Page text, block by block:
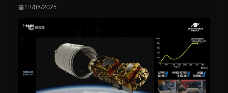
13/08/2025